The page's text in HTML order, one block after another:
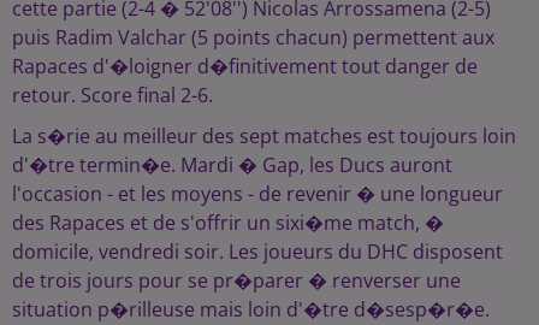
cette partie (2-4 � 52'08'') Nicolas Arrossamena (2-5)
puis Radim Valchar (5 points chacun) permettent aux
Rapaces d'�loigner d�finitivement tout danger de
retour. Score final 2-6.
La s�rie au meilleur des sept matches est toujours loin
d'�tre termin�e. Mardi � Gap, les Ducs auront
l'occasion - et les moyens - de revenir � une longueur
des Rapaces et de s'offrir un sixi�me match, �
domicile, vendredi soir. Les joueurs du DHC disposent
de trois jours pour se pr�parer � renverser une
situation p�rilleuse mais loin d'�tre d�sesp�r�e.